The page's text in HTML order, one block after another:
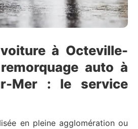
à Octeville-
auto à
Mer : le service
en pleine agglomération ou